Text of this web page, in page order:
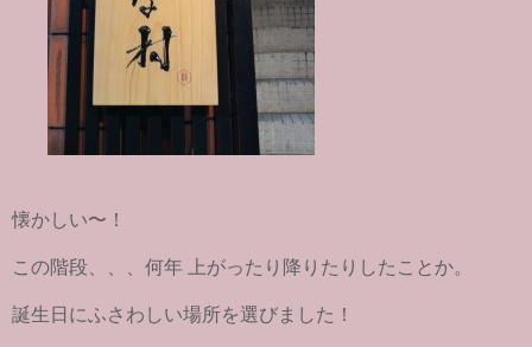
懐かしい〜！
この階段、、、何年 上がったり降りたりしたことか。
誕生日にふさわしい場所を選びました！